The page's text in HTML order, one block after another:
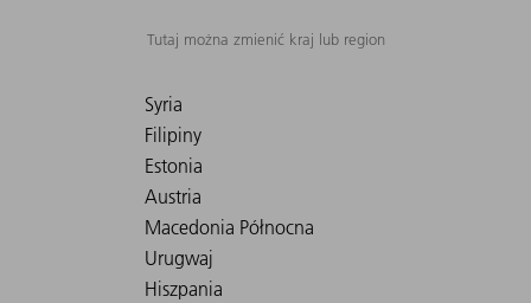
Tutaj można zmienić kraj lub region